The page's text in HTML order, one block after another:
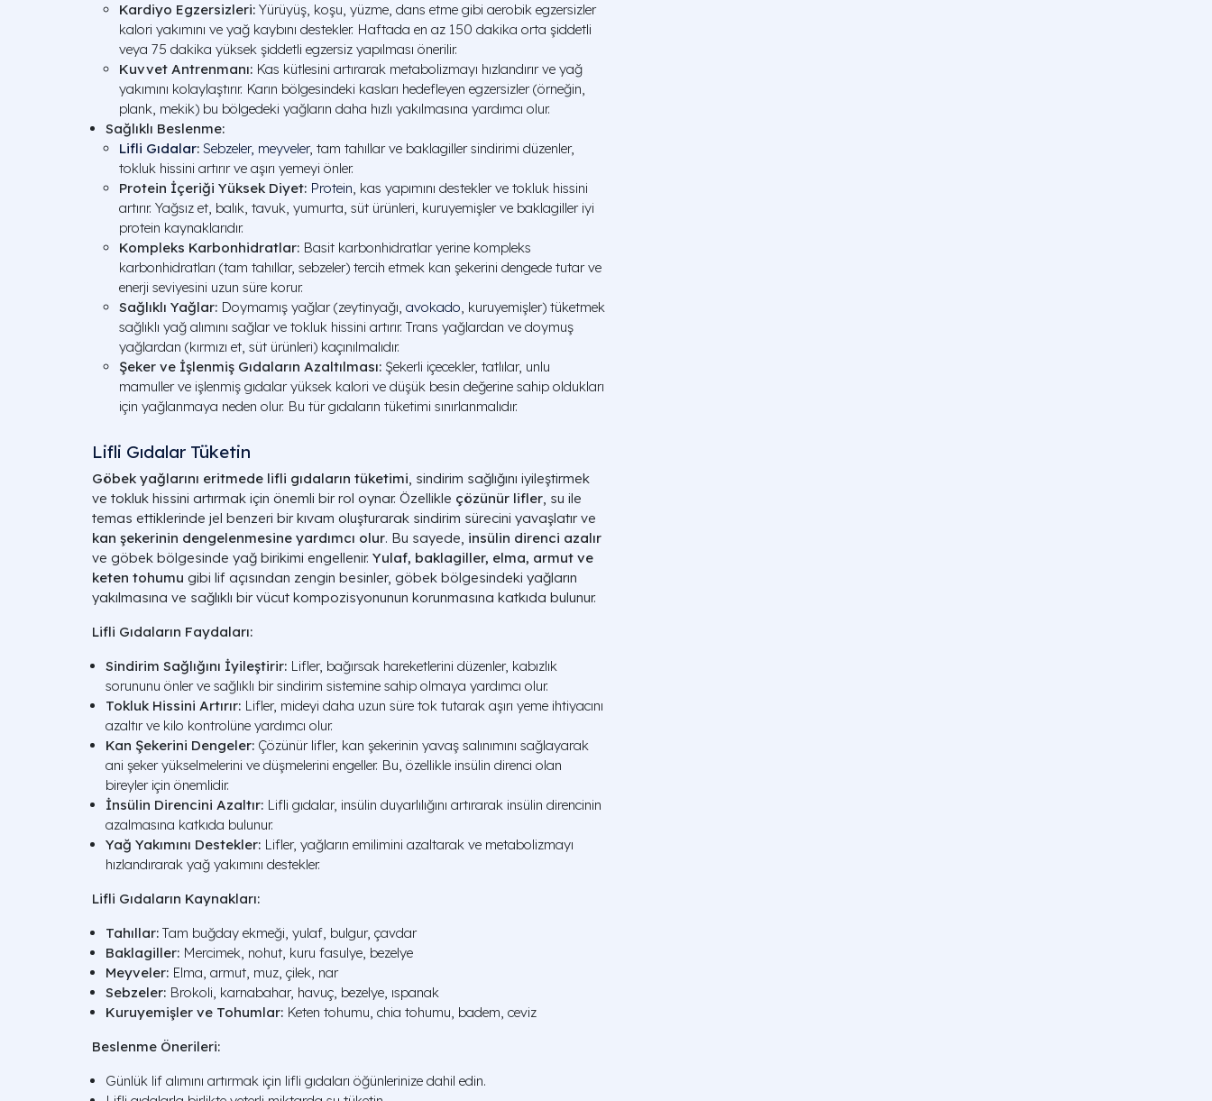
Kardiyo Egzersizleri: Yürüyüş, koşu, yüzme, dans etme gibi aerobik egzersizler
kalori yakımını ve yağ kaybını destekler. Haftada en az 150 dakika orta şiddetli
veya 75 dakika yüksek şiddetli egzersiz yapılması önerilir.
Kuvvet Antrenmanı: Kas kütlesini artırarak metabolizmayı hızlandırır ve yağ
yakımını kolaylaştırır. Karın bölgesindeki kasları hedefleyen egzersizler (örneğin,
plank, mekik) bu bölgedeki yağların daha hızlı yakılmasına yardımcı olur.
Sağlıklı Beslenme:
Lifli Gıdalar: Sebzeler, meyveler, tam tahıllar ve baklagiller sindirimi düzenler,
tokluk hissini artırır ve aşırı yemeyi önler.
Protein İçeriği Yüksek Diyet: Protein, kas yapımını destekler ve tokluk hissini
artırır. Yağsız et, balık, tavuk, yumurta, süt ürünleri, kuruyemişler ve baklagiller iyi
protein kaynaklarıdır.
Kompleks Karbonhidratlar: Basit karbonhidratlar yerine kompleks
karbonhidratları (tam tahıllar, sebzeler) tercih etmek kan şekerini dengede tutar ve
enerji seviyesini uzun süre korur.
Sağlıklı Yağlar: Doymamış yağlar (zeytinyağı, avokado, kuruyemişler) tüketmek
sağlıklı yağ alımını sağlar ve tokluk hissini artırır. Trans yağlardan ve doymuş
yağlardan (kırmızı et, süt ürünleri) kaçınılmalıdır.
Şeker ve İşlenmiş Gıdaların Azaltılması: Şekerli içecekler, tatlılar, unlu
mamuller ve işlenmiş gıdalar yüksek kalori ve düşük besin değerine sahip oldukları
için yağlanmaya neden olur. Bu tür gıdaların tüketimi sınırlanmalıdır.
Lifli Gıdalar Tüketin
Göbek yağlarını eritmede lifli gıdaların tüketimi, sindirim sağlığını iyileştirmek
ve tokluk hissini artırmak için önemli bir rol oynar. Özellikle çözünür lifler, su ile
temas ettiklerinde jel benzeri bir kıvam oluşturarak sindirim sürecini yavaşlatır ve
kan şekerinin dengelenmesine yardımcı olur. Bu sayede, insülin direnci azalır
ve göbek bölgesinde yağ birikimi engellenir. Yulaf, baklagiller, elma, armut ve
keten tohumu gibi lif açısından zengin besinler, göbek bölgesindeki yağların
yakılmasına ve sağlıklı bir vücut kompozisyonunun korunmasına katkıda bulunur.
Lifli Gıdaların Faydaları:
Sindirim Sağlığını İyileştirir: Lifler, bağırsak hareketlerini düzenler, kabızlık
sorununu önler ve sağlıklı bir sindirim sistemine sahip olmaya yardımcı olur.
Tokluk Hissini Artırır: Lifler, mideyi daha uzun süre tok tutarak aşırı yeme ihtiyacını
azaltır ve kilo kontrolüne yardımcı olur.
Kan Şekerini Dengeler: Çözünür lifler, kan şekerinin yavaş salınımını sağlayarak
ani şeker yükselmelerini ve düşmelerini engeller. Bu, özellikle insülin direnci olan
bireyler için önemlidir.
İnsülin Direncini Azaltır: Lifli gıdalar, insülin duyarlılığını artırarak insülin direncinin
azalmasına katkıda bulunur.
Yağ Yakımını Destekler: Lifler, yağların emilimini azaltarak ve metabolizmayı
hızlandırarak yağ yakımını destekler.
Lifli Gıdaların Kaynakları:
Tahıllar: Tam buğday ekmeği, yulaf, bulgur, çavdar
Baklagiller: Mercimek, nohut, kuru fasulye, bezelye
Meyveler: Elma, armut, muz, çilek, nar
Sebzeler: Brokoli, karnabahar, havuç, bezelye, ıspanak
Kuruyemişler ve Tohumlar: Keten tohumu, chia tohumu, badem, ceviz
Beslenme Önerileri:
Günlük lif alımını artırmak için lifli gıdaları öğünlerinize dahil edin.